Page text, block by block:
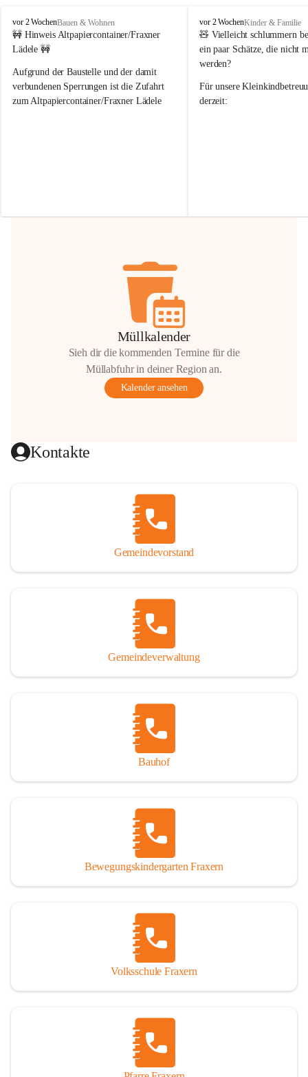
F
r
a
e
r
n
vor 2 WochenBauen & Wohnen
🚧 Hinweis Altpapiercontainer/Fraxner
Lädele 🚧
Aufgrund der Baustelle und der damit
verbundenen Sperrungen ist die Zufahrt
zum Altpapiercontainer/Fraxner Lädele
Hilfsbereitschaft!
F
r
a
x
r
n
vor 2 WochenKinder & Familie
🧸 Vielleicht schlummern
ein paar Schätze, die nicht
werden?
Für unsere
derzeit:
Müllkalender
Sieh dir die kommenden Termine für die
Müllabfuhr in deiner Region an.
Kalender ansehen
Kontakte
Gemeindevorstand
Gemeindeverwaltung
Bauhof
Bewegungskindergarten Fraxern
Volksschule Fraxern